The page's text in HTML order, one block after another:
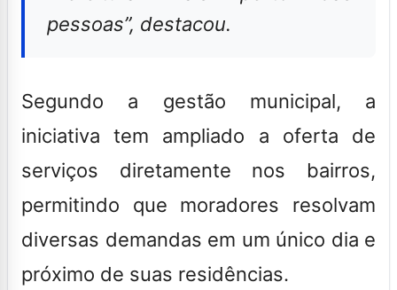
pessoas”, destacou.
Segundo a gestão municipal, a
iniciativa tem ampliado a oferta de
serviços diretamente nos bairros,
permitindo que moradores resolvam
diversas demandas em um único dia e
próximo de suas residências.